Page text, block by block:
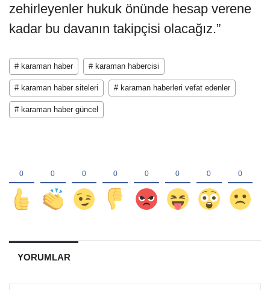
zehirleyenler hukuk önünde hesap verene
kadar bu davanın takipçisi olacağız.”
# karaman haber # karaman habercisi
# karaman haber siteleri # karaman haberleri vefat edenler
# karaman haber güncel
YORUMLAR